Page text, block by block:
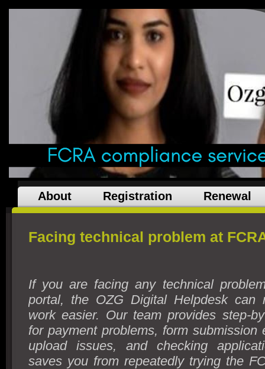
About Registration Renewal
Facing technical problem at
If you are facing any technical
portal, the OZG Digital Helpdesk can
work easier. Our team provides step-
for payment problems, form submission
upload issues, and checking
saves you from repeatedly trying the